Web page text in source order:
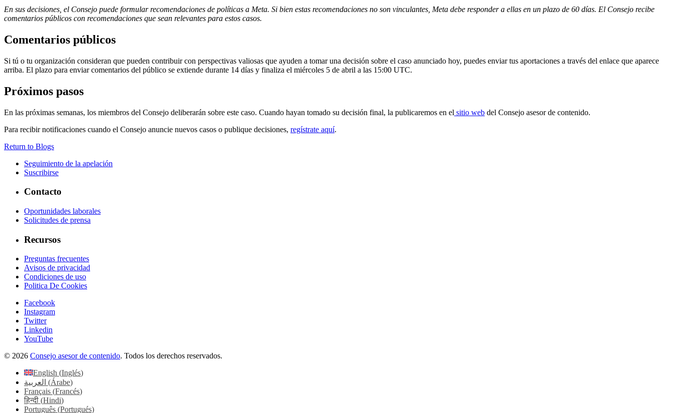
En sus decisiones, el Consejo puede formular recomendaciones de políticas a Meta. Si bien estas recomendaciones no son vinculantes, Meta debe responder a ellas en un plazo de 60 días. El Consejo recibe
comentarios públicos con recomendaciones que sean relevantes para estos casos.
Comentarios públicos
Si tú o tu organización consideran que pueden contribuir con perspectivas valiosas que ayuden a tomar una decisión sobre el caso anunciado hoy, puedes enviar tus aportaciones a través del enlace que aparece
arriba. El plazo para enviar comentarios del público se extiende durante 14 días y finaliza el miércoles 5 de abril a las 15:00 UTC.
Próximos pasos
En las próximas semanas, los miembros del Consejo deliberarán sobre este caso. Cuando hayan tomado su decisión final, la publicaremos en el sitio web del Consejo asesor de contenido.
Para recibir notificaciones cuando el Consejo anuncie nuevos casos o publique decisiones, regístrate aquí.
Return to Blogs
Seguimiento de la apelación
Suscribirse
Contacto
Oportunidades laborales
Solicitudes de prensa
Recursos
Preguntas frecuentes
Avisos de privacidad
Condiciones de uso
Politica De Cookies
Facebook
Instagram
Twitter
Linkedin
YouTube
© 2026 Consejo asesor de contenido. Todos los derechos reservados.
English (Inglés)
العربية (Árabe)
Français (Francés)
हिन्दी (Hindi)
Português (Portugués)